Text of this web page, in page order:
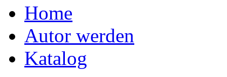
Home
Autor werden
Katalog